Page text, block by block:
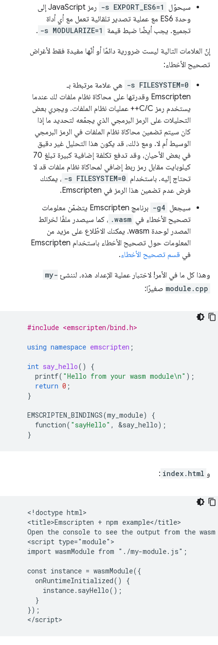
سيحوّل
-s EXPORT_ES6=1
رمز JavaScript إلى
وحدة ES6 مع عملية تصدير تلقائية تعمل مع أي أداة
تجميع. يجب أيضًا ضبط قيمة
-s MODULARIZE=1
.
إنّ العلامات التالية ليست ضرورية دائمًا أو أنّها مفيدة فقط لأغراض
تصحيح الأخطاء:
-s FILESYSTEM=0 هي علامة مرتبطة بـ
Emscripten وقدرتها على محاكاة نظام ملفات لك عندما
يستخدم رمز C/C++ عمليات نظام الملفات. ويجري بعض
التحليلات على الرمز البرمجي الذي يجمّعه لتحديد ما إذا
كان سيتم تضمين محاكاة نظام الملفات في الرمز البرمجي
الوسيط أم لا. ومع ذلك، قد يكون هذا التحليل غير دقيق
في بعض الأحيان، وقد تدفع تكلفة إضافية كبيرة تبلغ 70
كيلوبايت مقابل رمز ربط إضافي لمحاكاة نظام ملفات قد لا
تحتاج إليه. باستخدام -s FILESYSTEM=0 ، يمكنك
فرض عدم تضمين هذا الرمز في Emscripten.
سيجعل -g4
برنامج Emscripten يتضمّن معلومات
تصحيح الأخطاء في .wasm ، كما سيصدر ملفًا لخرائط
المصدر لوحدة wasm. يمكنك الاطّلاع على مزيد من
المعلومات حول تصحيح الأخطاء باستخدام Emscripten
في قسم تصحيح الأخطاء.
وهذا كل ما في الأمر! لاختبار عملية الإعداد هذه، لننشئ my-
module.cpp صغيرًا:
#include <emscripten/bind.h>
using namespace emscripten ;
int say_hello()
{
printf( "Hello from your wasm module\n" );
return 0 ;
}
EMSCRIPTEN_BINDINGS(my_module)
{
function( "sayHello" , &say_hello);
}
و index.html
:
    <!doctype html>
    <title>Emscripten + npm example</title>
Open the console to see the output from the wasm
    <script type="module">
    import wasmModule from "./my-module.js";
    const instance = wasmModule({
      onRuntimeInitialized() {
        instance.sayHello();
      }
    });